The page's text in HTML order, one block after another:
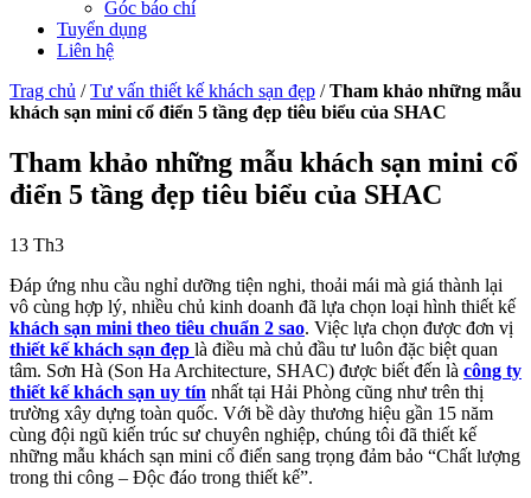
Góc báo chí
Tuyển dụng
Liên hệ
Trag chủ /Tư vấn thiết kế khách sạn đẹp /Tham khảo những mẫu
khách sạn mini cổ điển 5 tầng đẹp tiêu biểu của SHAC
Tham khảo những mẫu khách sạn mini cổ
điển 5 tầng đẹp tiêu biểu của SHAC
13 Th3
Đáp ứng nhu cầu nghỉ dưỡng tiện nghi, thoải mái mà giá thành lại
vô cùng hợp lý, nhiều chủ kinh doanh đã lựa chọn loại hình thiết kế
khách sạn mini theo tiêu chuẩn 2 sao. Việc lựa chọn được đơn vị
thiết kế khách sạn đẹp là điều mà chủ đầu tư luôn đặc biệt quan
tâm. Sơn Hà (Son Ha Architecture, SHAC) được biết đến là công ty
thiết kế khách sạn uy tín nhất tại Hải Phòng cũng như trên thị
trường xây dựng toàn quốc. Với bề dày thương hiệu gần 15 năm
cùng đội ngũ kiến trúc sư chuyên nghiệp, chúng tôi đã thiết kế
những mẫu khách sạn mini cổ điển sang trọng đảm bảo “Chất lượng
trong thi công – Độc đáo trong thiết kế”.